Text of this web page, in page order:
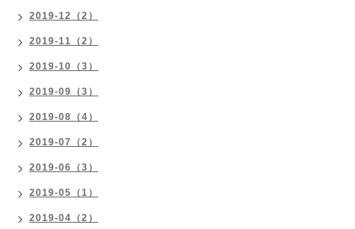
2019-12（2）
2019-11（2）
2019-10（3）
2019-09（3）
2019-08（4）
2019-07（2）
2019-06（3）
2019-05（1）
2019-04（2）